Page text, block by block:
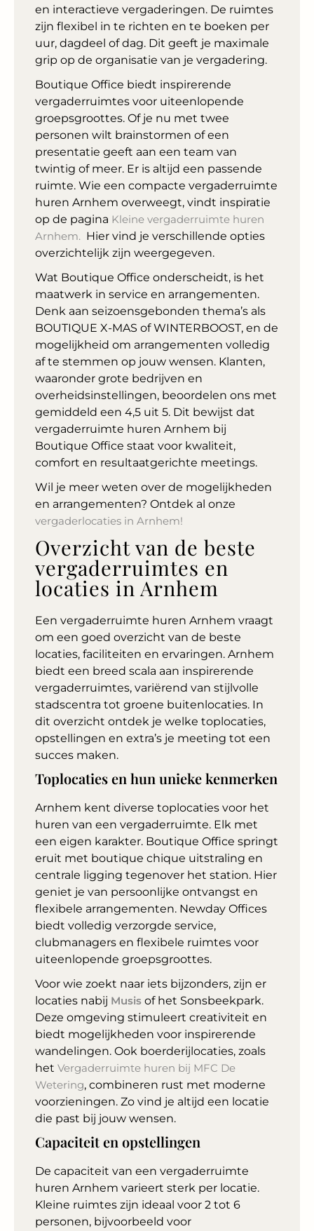
en interactieve vergaderingen. De ruimtes
zijn flexibel in te richten en te boeken per
uur, dagdeel of dag. Dit geeft je maximale
grip op de organisatie van je vergadering.
Boutique Office biedt inspirerende
vergaderruimtes voor uiteenlopende
groepsgroottes. Of je nu met twee
personen wilt brainstormen of een
presentatie geeft aan een team van
twintig of meer. Er is altijd een passende
ruimte. Wie een compacte vergaderruimte
huren Arnhem overweegt, vindt inspiratie
op de pagina Kleine vergaderruimte huren
Arnhem. Hier vind je verschillende opties
overzichtelijk zijn weergegeven.
Wat Boutique Office onderscheidt, is het
maatwerk in service en arrangementen.
Denk aan seizoensgebonden thema’s als
BOUTIQUE X-MAS of WINTERBOOST, en de
mogelijkheid om arrangementen volledig
af te stemmen op jouw wensen. Klanten,
waaronder grote bedrijven en
overheidsinstellingen, beoordelen ons met
gemiddeld een 4,5 uit 5. Dit bewijst dat
vergaderruimte huren Arnhem bij
Boutique Office staat voor kwaliteit,
comfort en resultaatgerichte meetings.
Wil je meer weten over de mogelijkheden
en arrangementen? Ontdek al onze
vergaderlocaties in Arnhem!
Overzicht van de beste
vergaderruimtes en
locaties in Arnhem
Een vergaderruimte huren Arnhem vraagt
om een goed overzicht van de beste
locaties, faciliteiten en ervaringen. Arnhem
biedt een breed scala aan inspirerende
vergaderruimtes, variërend van stijlvolle
stadscentra tot groene buitenlocaties. In
dit overzicht ontdek je welke toplocaties,
opstellingen en extra’s je meeting tot een
succes maken.
Toplocaties en hun unieke kenmerken
Arnhem kent diverse toplocaties voor het
huren van een vergaderruimte. Elk met
een eigen karakter. Boutique Office springt
eruit met boutique chique uitstraling en
centrale ligging tegenover het station. Hier
geniet je van persoonlijke ontvangst en
flexibele arrangementen. Newday Offices
biedt volledig verzorgde service,
clubmanagers en flexibele ruimtes voor
uiteenlopende groepsgroottes.
Voor wie zoekt naar iets bijzonders, zijn er
locaties nabij Musis of het Sonsbeekpark.
Deze omgeving stimuleert creativiteit en
biedt mogelijkheden voor inspirerende
wandelingen. Ook boerderijlocaties, zoals
het Vergaderruimte huren bij MFC De
Wetering, combineren rust met moderne
voorzieningen. Zo vind je altijd een locatie
die past bij jouw wensen.
Capaciteit en opstellingen
De capaciteit van een vergaderruimte
huren Arnhem varieert sterk per locatie.
Kleine ruimtes zijn ideaal voor 2 tot 6
personen, bijvoorbeeld voor